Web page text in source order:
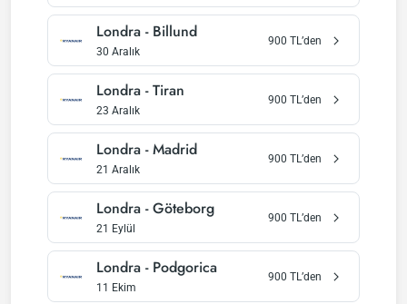
Londra - Billund
30 Aralık
900 TL’den
Londra -Tiran
23 Aralık
900 TL’den
Londra -Madrid
21 Aralık
900 TL’den
Londra -Göteborg
21 Eylül
900 TL’den
Londra - Podgorica
11 Ekim
900 TL’den